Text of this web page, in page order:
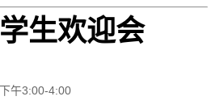
生欢迎会
午3:00-4:00